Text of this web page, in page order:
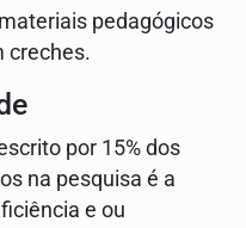
pedagógicos
creches.
por 15% dos
na pesquisa é a
e ou